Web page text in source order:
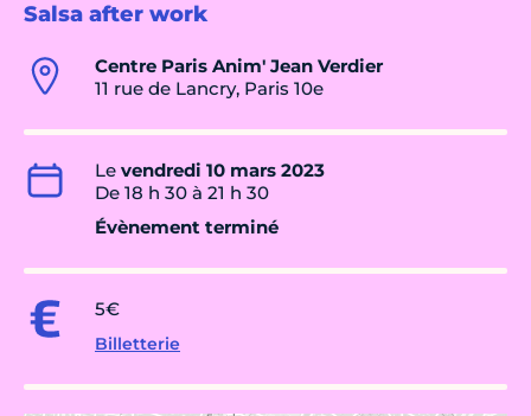
Salsa after work
Centre Paris Anim' Jean Verdier
11 rue de Lancry, Paris 10e
Le vendredi 10 mars 2023
De 18 h 30 à 21 h 30
Évènement terminé
5€
Billetterie